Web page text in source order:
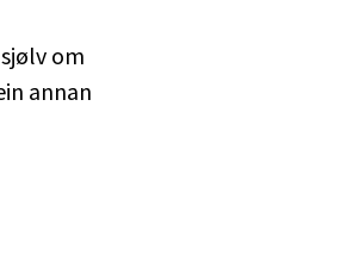
om
annan